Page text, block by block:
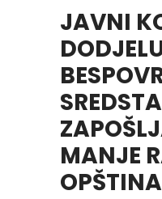
JAVNI
MANJE